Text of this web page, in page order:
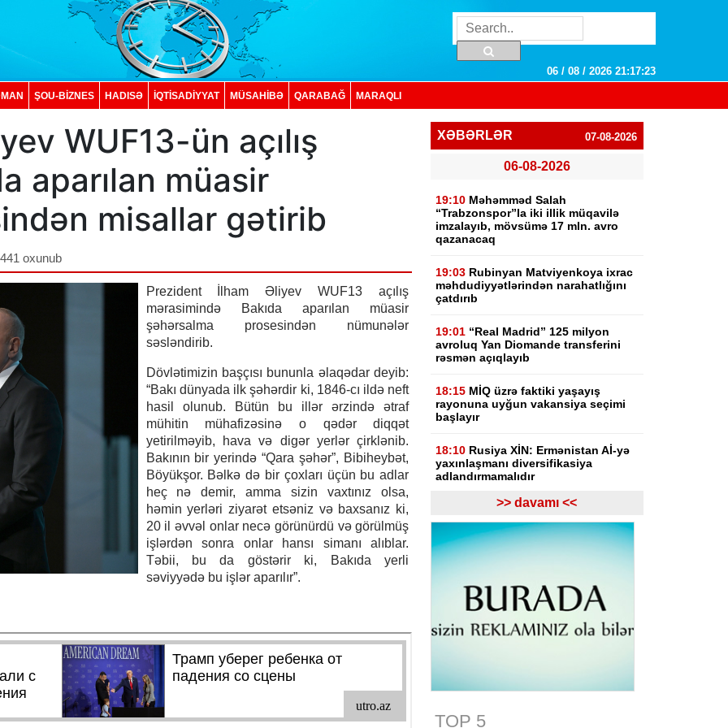
06 / 08 / 2026 21:17:24
ŞOU-BİZNES HADISƏ İQTISADIYYAT MÜSAHİBƏ QARABAĞ MARAQLI
WUF13-ün açılış
aparılan müasir
misallar gətirib
oxunub
Prezident İlham Əliyev WUF13 açılış
mərasimində Bakıda aparılan müasir
şəhərsalma prosesindən nümunələr
səsləndirib.
Dövlətimizin başçısı bununla əlaqədar deyib:
“Bakı dünyada ilk şəhərdir ki, 1846-cı ildə neft
hasil olunub. Bütün bu illər ərzində ətraf
mühitin mühafizəsinə o qədər diqqət
yetirilməyib, hava və digər yerlər çirklənib.
Bakının bir yerində “Qara şəhər”, Bibiheybət,
Böyükşor. Bəlkə də bir çoxları üçün bu adlar
heç nə demir, amma sizin vaxtınız olsa,
həmin yerləri ziyarət etsəniz və baxsanız ki,
20 il əvvəl onlar necə görünürdü və görülmüş
işlərdən sonra onlar hansı simanı alıblar.
Təbii, bu da göstərir ki, Bakıda yerli
səviyyədə bu işlər aparılır”.
XƏBƏRLƏR 07-08-2026
06-08-2026
19:10 Məhəmməd Salah
“Trabzonspor”la iki illik müqavilə
imzalayıb, mövsümə 17 mln. avro
qazanacaq
19:03 Rubinyan Matviyenkoya ixrac
məhdudiyyətlərindən narahatlığını
çatdırıb
19:01 “Real Madrid” 125 milyon
avroluq Yan Diomande transferini
rəsmən açıqlayıb
18:15 MİQ üzrə faktiki yaşayış
rayonuna uyğun vakansiya seçimi
başlayır
18:10 Rusiya XİN: Ermənistan Aİ-yə
yaxınlaşmanı diversifikasiya
adlandırmamalıdır
Rasim İldırımzadə, Zaur
Mirzəzadə və Qoşqar Məmmədovun
apellyasiya şikayəti üzrə məhkəmə
başlayıb
azərbaycanlı sürücülərin gömrükdə
saxlanılması məsələsini araşdırır
çırpılıb, ölən və xəsarət alanlar var -
>> davamı <<
TOP 5